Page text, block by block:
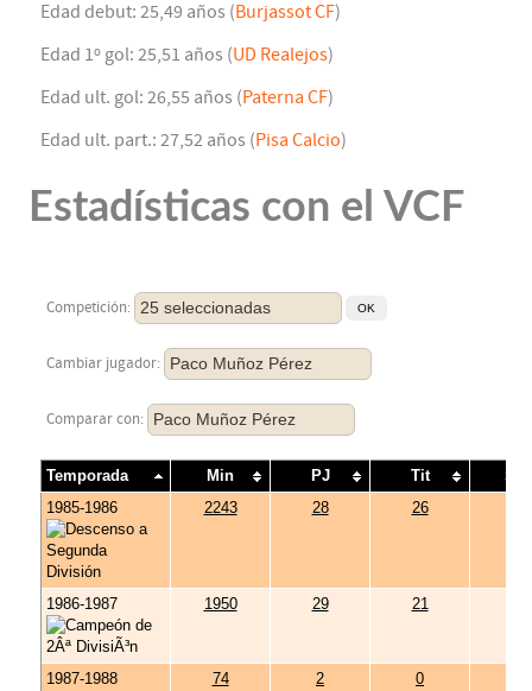
Edad debut: 25,49 años (Burjassot CF)
Edad 1º gol: 25,51 años (UD Realejos)
Edad ult. gol: 26,55 años (Paterna CF)
Edad ult. part.: 27,52 años (Pisa Calcio)
Estadísticas con el VCF
Competición: 25 seleccionadas
Cambiar jugador: Paco Muñoz Pérez
Comparar con: Paco Muñoz Pérez
Temporada Min PJ Tit
1985-1986
2243 28 26
1986-1987 1950 29 21
1987-1988 74 2 0